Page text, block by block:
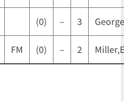
(0) – 3
FM (0) – 2